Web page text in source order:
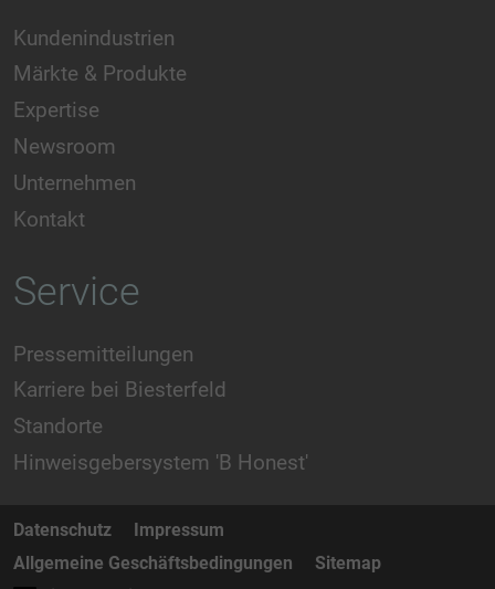
Kundenindustrien
Märkte & Produkte
Expertise
Newsroom
Unternehmen
Kontakt
Service
Pressemitteilungen
Karriere bei Biesterfeld
Standorte
Hinweisgebersystem 'B Honest'
Datenschutz
Impressum
Allgemeine Geschäftsbedingungen
Sitemap